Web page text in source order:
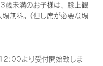
歳未満のお子様は、膝上観
場無料。(但し席が必要な場
より受付開始致しま